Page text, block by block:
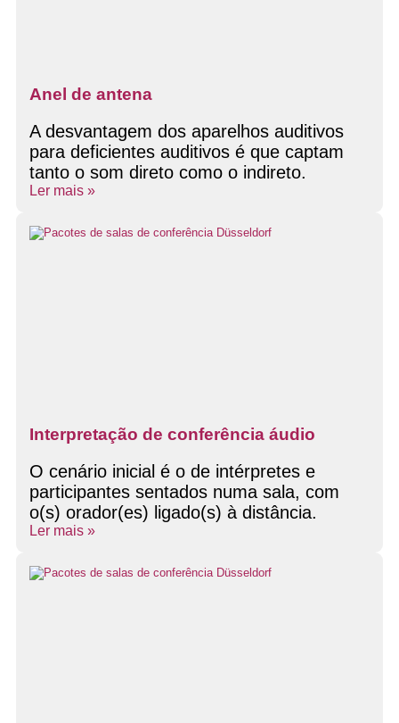
Anel de antena
A desvantagem dos aparelhos auditivos
para deficientes auditivos é que captam
tanto o som direto como o indireto.
Ler mais »
Interpretação de conferência áudio
O cenário inicial é o de intérpretes e
participantes sentados numa sala, com
o(s) orador(es) ligado(s) à distância.
Ler mais »